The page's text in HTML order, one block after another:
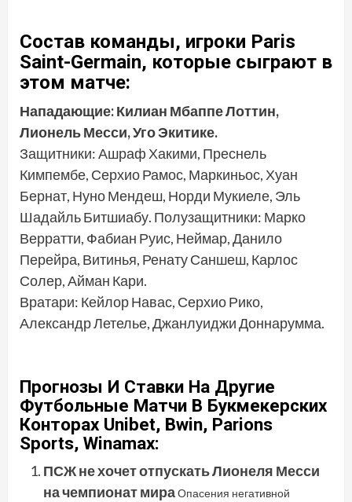
Состав команды, игроки Paris
Saint-Germain, которые сыграют в
этом матче:
Нападающие: Килиан Мбаппе Лоттин,
Лионель Месси, Уго Экитике.
Защитники: Ашраф Хакими, Преснель
Кимпембе, Серхио Рамос, Маркиньос, Хуан
Бернат, Нуно Мендеш, Норди Мукиеле, Эль
Шадайль Битшиабу. Полузащитники: Марко
Верратти, Фабиан Руис, Неймар, Данило
Перейра, Витинья, Ренату Саншеш, Карлос
Солер, Айман Кари.
Вратари: Кейлор Навас, Серхио Рико,
Александр Летелье, Джанлуиджи Доннарумма.
Прогнозы И Ставки На Другие
Футбольные Матчи В Букмекерских
Конторах Unibet, Bwin, Parions
Sports, Winamax:
ПСЖ не хочет отпускать Лионеля Месси
на чемпионат мираОпасения негативной